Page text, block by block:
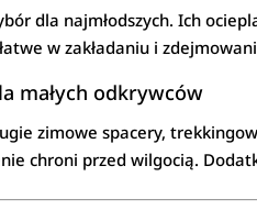
dla najmłodszych. Ich
w zakładaniu i
małych odkrywców
zimowe spacery,
chroni przed wilgocią.